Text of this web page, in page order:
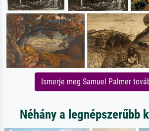
Ismerje meg Samuel Palmer
Néhány a legnépszerűbb